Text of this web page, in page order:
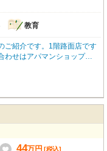
教育
ご紹介です。1階路面店です
わせはアパマンショップ函
で☆
44万円 [税込]